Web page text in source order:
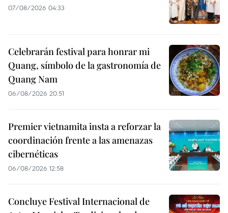
07/08/2026 04:33
Celebrarán festival para honrar mi
Quang, símbolo de la gastronomía de
Quang Nam
06/08/2026 20:51
Premier vietnamita insta a reforzar la
coordinación frente a las amenazas
cibernéticas
06/08/2026 12:58
Concluye Festival Internacional de